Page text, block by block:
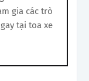
gia các trò
tại toa xe